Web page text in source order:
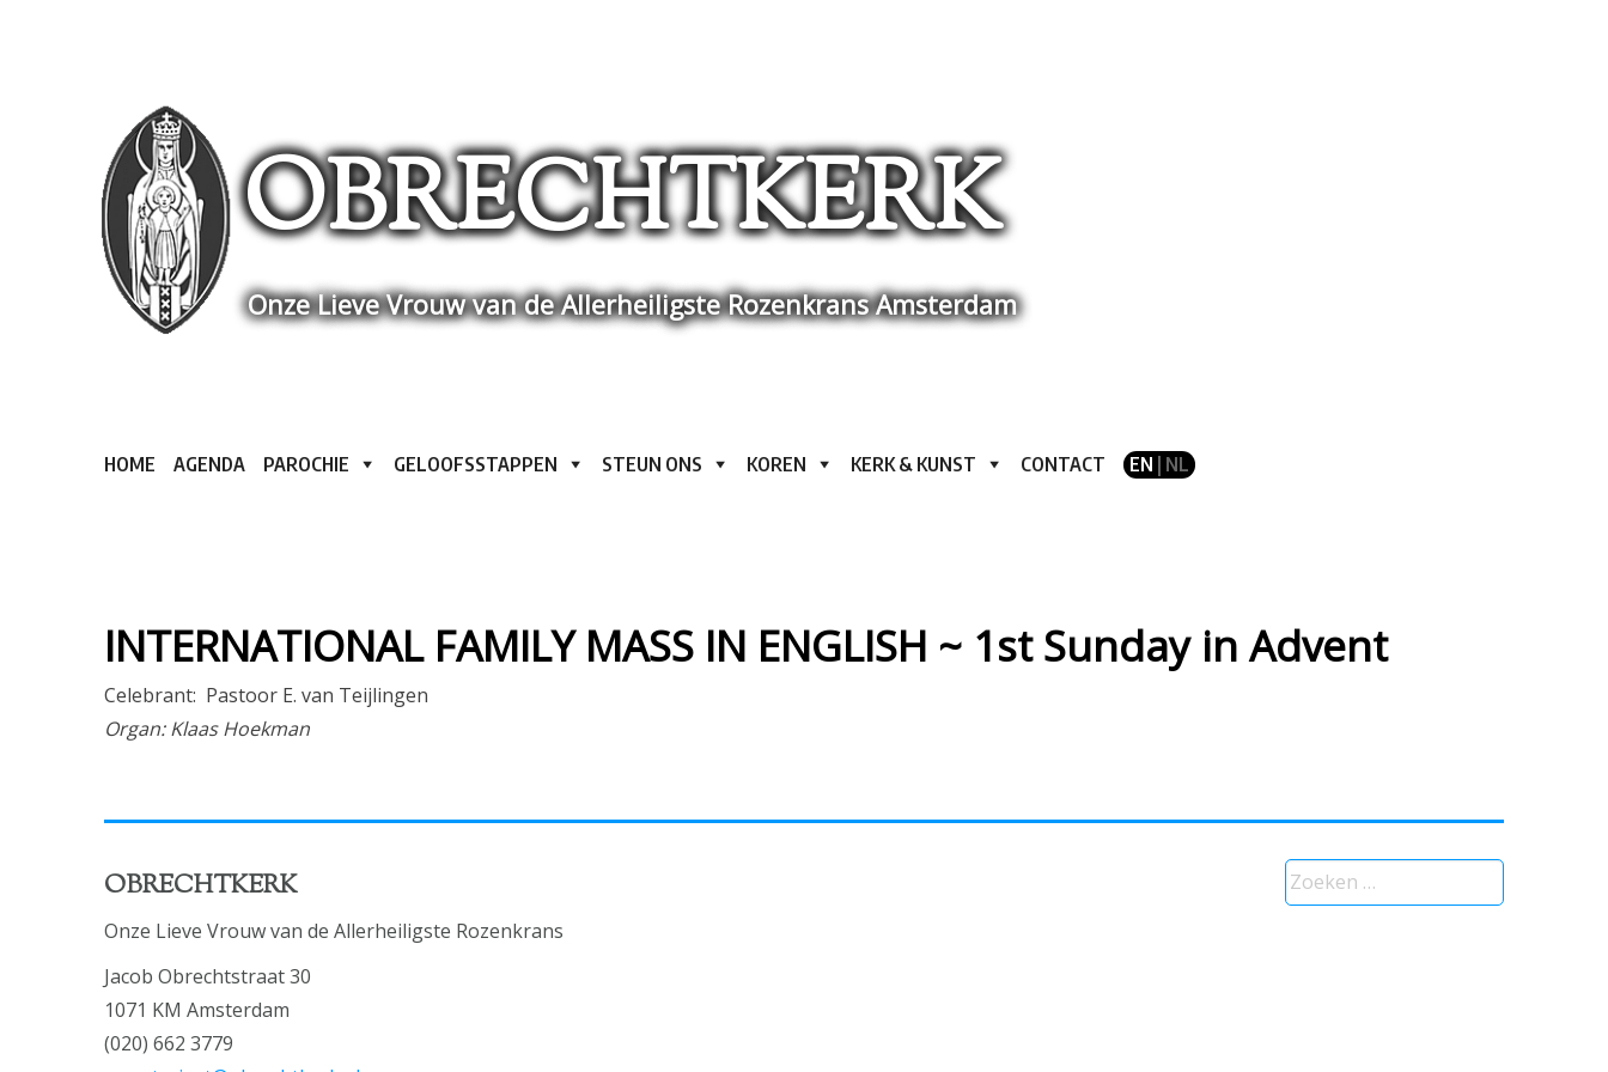
OBRECHTKERK
Onze Lieve Vrouw van de Allerheiligste Rozenkrans Amsterdam
HOME AGENDA PAROCHIE GELOOFSSTAPPEN STEUN ONS KOREN KERK & KUNST CONTACT EN | NL
INTERNATIONAL FAMILY MASS IN ENGLISH ~ 1st Sunday in Advent
Celebrant: Pastoor E. van Teijlingen
Organ: Klaas Hoekman
OBRECHTKERK
Onze Lieve Vrouw van de Allerheiligste Rozenkrans
Jacob Obrechtstraat 30
1071 KM Amsterdam
(020) 662 3779
Zoeken
naar: